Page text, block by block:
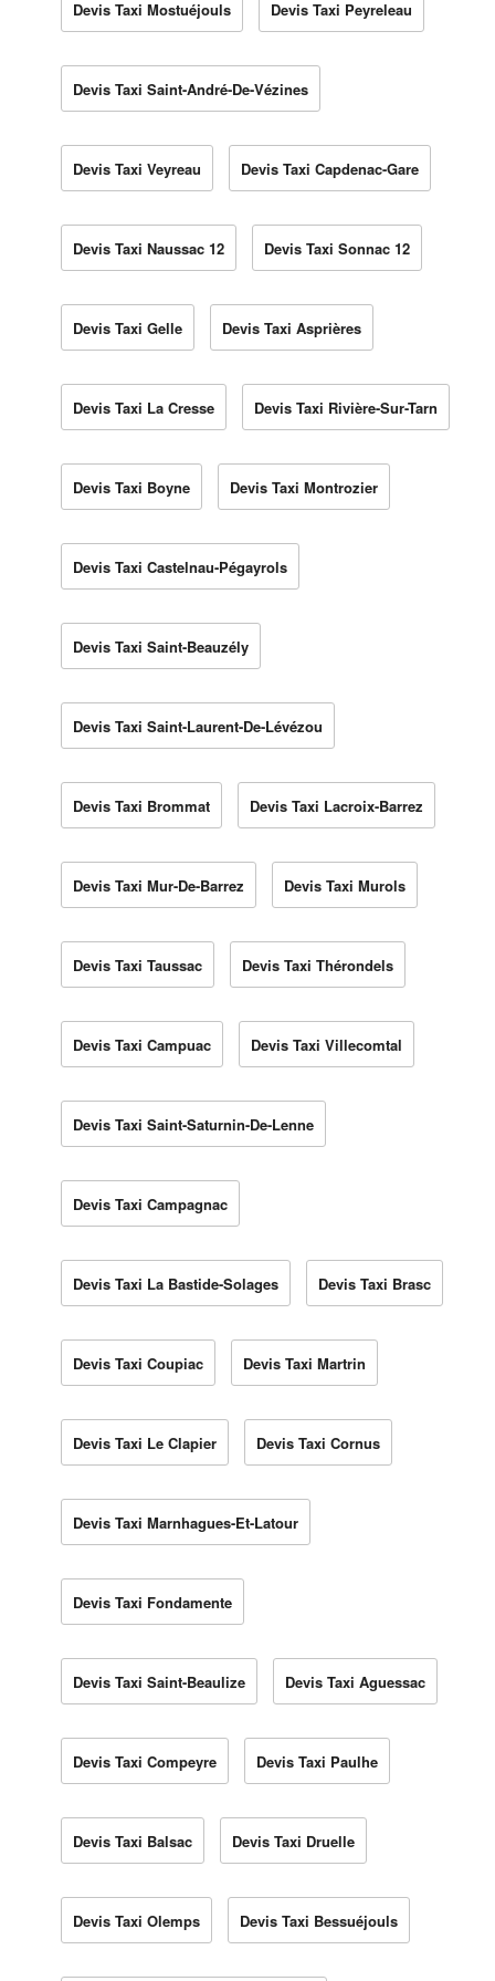
Devis Taxi Mostuéjouls Devis Taxi Peyreleau
Devis Taxi Saint-André-De-Vézines
Devis Taxi Veyreau Devis Taxi Capdenac-Gare
Devis Taxi Naussac 12 Devis Taxi Sonnac 12
Devis Taxi Gelle Devis Taxi Asprières
Devis Taxi La Cresse Devis Taxi Rivière-Sur-Tarn
Devis Taxi Boyne Devis Taxi Montrozier
Devis Taxi Castelnau-Pégayrols
Devis Taxi Saint-Beauzély
Devis Taxi Saint-Laurent-De-Lévézou
Devis Taxi Brommat Devis Taxi Lacroix-Barrez
Devis Taxi Mur-De-Barrez Devis Taxi Murols
Devis Taxi Taussac Devis Taxi Thérondels
Devis Taxi Campuac Devis Taxi Villecomtal
Devis Taxi Saint-Saturnin-De-Lenne
Devis Taxi Campagnac
Devis Taxi La Bastide-Solages Devis Taxi Brasc
Devis Taxi Coupiac Devis Taxi Martrin
Devis Taxi Le Clapier Devis Taxi Cornus
Devis Taxi Marnhagues-Et-Latour
Devis Taxi Fondamente
Devis Taxi Saint-Beaulize Devis Taxi Aguessac
Devis Taxi Compeyre Devis Taxi Paulhe
Devis Taxi Balsac Devis Taxi Druelle
Devis Taxi Olemps Devis Taxi Bessuéjouls